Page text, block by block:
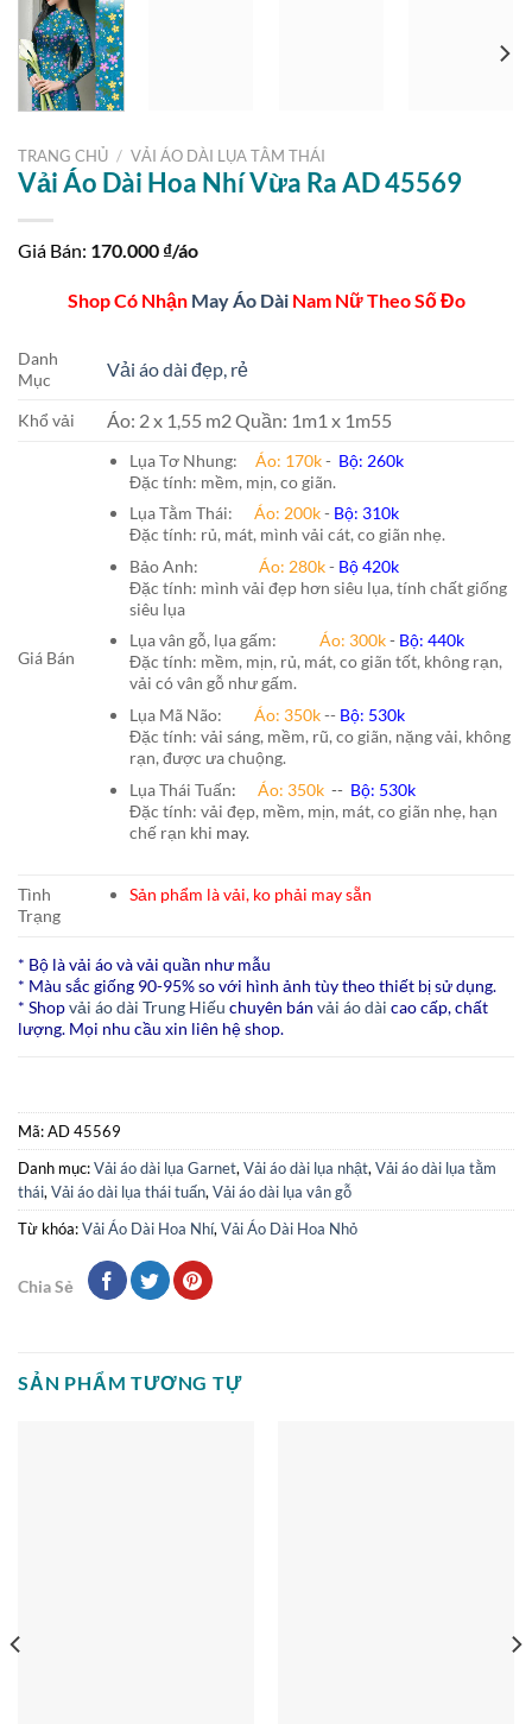
TRANG CHỦ / VẢI ÁO DÀI LỤA TẰM THÁI
Vải Áo Dài Hoa Nhí Vừa Ra AD 45569
Giá Bán: 170.000 ₫/áo
Shop Có Nhận May Áo DàiNam Nữ Theo Số Đo
Danh
Mục
Vải áo dài đẹp, rẻ
Khổ vải Áo: 2 x 1,55 m2 Quần: 1m1 x 1m55
Giá Bán
Lụa Tơ Nhung: Áo: 170k- Bộ: 260k
Đặc tính: mềm, mịn, co giãn.
Lụa Tằm Thái: Áo: 200k- Bộ: 310k
Đặc tính: rủ, mát, mình vải cát, co giãn nhẹ.
Bảo Anh: Áo: 280k- Bộ 420k
Đặc tính: mình vải đẹp hơn siêu lụa, tính chất giống
siêu lụa
Lụa vân gỗ, lụa gấm: Áo: 300k- Bộ: 440k
Đặc tính: mềm, mịn, rủ, mát, co giãn tốt, không rạn,
vải có vân gỗ như gấm.
Lụa Mã Não: Áo: 350k-- Bộ: 530k
Đặc tính: vải sáng, mềm, rũ, co giãn, nặng vải, không
rạn, được ưa chuộng.
Lụa Thái Tuấn: Áo: 350k-- Bộ: 530k
Đặc tính: vải đẹp, mềm, mịn, mát, co giãn nhẹ, hạn
chế rạn khi may.
Tình
Trạng
Sản phẩm là vải, ko phải may sẵn
* Bộ là vải áo và vải quần như mẫu
* Màu sắc giống 90-95% so với hình ảnh tùy theo thiết bị sử dụng.
* Shopvải áo dài Trung Hiếu chuyên bán vải áo dài cao cấp, chất
lượng. Mọi nhu cầu xin liên hệ shop.
Mã:AD 45569
Danh mục:Vải áo dài lụa Garnet, Vải áo dài lụa nhật, Vải áo dài lụa tằm
thái, Vải áo dài lụa thái tuấn, Vải áo dài lụa vân gỗ
Từ khóa:Vải Áo Dài Hoa Nhí, Vải Áo Dài Hoa Nhỏ
Chia Sẻ
SẢN PHẨM TƯƠNG TỰ